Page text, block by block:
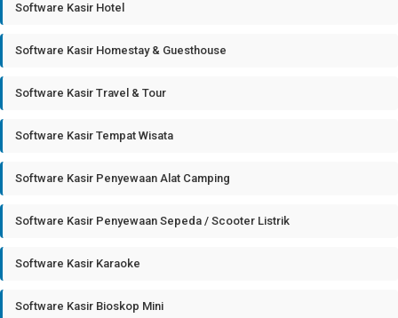
Software Kasir Hotel
Software Kasir Homestay & Guesthouse
Software Kasir Travel & Tour
Software Kasir Tempat Wisata
Software Kasir Penyewaan Alat Camping
Software Kasir Penyewaan Sepeda / Scooter Listrik
Software Kasir Karaoke
Software Kasir Bioskop Mini